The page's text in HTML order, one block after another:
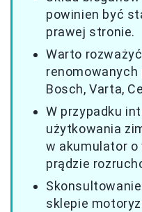
powinien być
prawej stronie.
Warto
Bosch, Varta,
W przypadku
użytkowania
w akumulator
prądzie
sklepie